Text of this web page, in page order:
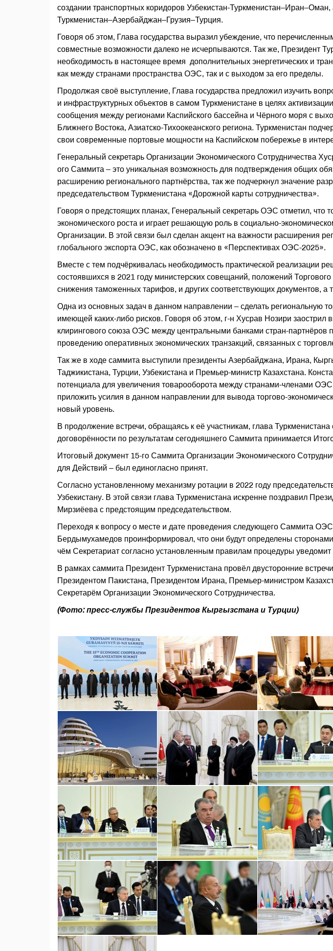
создании транспортных коридоров Узбекистан-
Туркменистан–Азербайджан–Грузия–Турция.
Говоря об этом, Глава государства выразил убеждение, что
совместные возможности далеко не исчерпываются. Так же, Президент
необходимость в настоящее время дополнительных энергетических и
как между странами пространства ОЭС, так и с выходом за его пределы.
Продолжая своё выступление, Глава государства предложил изучить
и инфраструктурных объектов в самом Туркменистане в целях
сообщения между регионами Каспийского бассейна и Чёрного моря с
Ближнего Востока, Азиатско-Тихоокеанского региона. Туркменистан
свои современные портовые мощности на Каспийском побережье в
Генеральный секретарь Организации Экономического Сотрудничества
ого Саммита – это уникальная возможность для подтверждения общих
расширению регионального партнёрства, так же подчеркнул значение
председательством Туркменистана «Дорожной карты сотрудничества».
Говоря о предстоящих планах, Генеральный секретарь ОЭС отметил, что
экономического роста и играет решающую роль в социально-
Организации. В этой связи был сделан акцент на важности расширения
глобального экспорта ОЭС, как обозначено в «Перспективах ОЭС-2025».
Вместе с тем подчёркивалась необходимость практической реализации
состоявшихся в 2021 году министерских совещаний, положений
снижения таможенных тарифов, и других соответствующих документов, а
Одна из основных задач в данном направлении – сделать региональную
имеющей каких-либо рисков. Говоря об этом, г-н Хусрав Нозири заострил
клирингового союза ОЭС между центральными банками стран-партнёров
проведению оперативных экономических транзакций, связанных с
Так же в ходе саммита выступили президенты Азербайджана, Ирана,
Таджикистана, Турции, Узбекистана и Премьер-министр Казахстана.
потенциала для увеличения товарооборота между странами-членами
приложить усилия в данном направлении для вывода торгово-
новый уровень.
В продолжение встречи, обращаясь к её участникам, глава Туркменистана
договорённости по результатам сегодняшнего Саммита принимается
Итоговый документ 15-го Саммита Организации Экономического
для Действий – был единогласно принят.
Согласно установленному механизму ротации в 2022 году
Узбекистану. В этой связи глава Туркменистана искренне поздравил
Мирзиёева с предстоящим председательством.
Переходя к вопросу о месте и дате проведения следующего Саммита
Бердымухамедов проинформировал, что они будут определены
чём Секретариат согласно установленным правилам процедуры
В рамках саммита Президент Туркменистана провёл двусторонние
Президентом Пакистана, Президентом Ирана, Премьер-министром
Секретарём Организации Экономического Сотрудничества.
(Фото: пресс-службы Президентов Кыргызстана и Турции)